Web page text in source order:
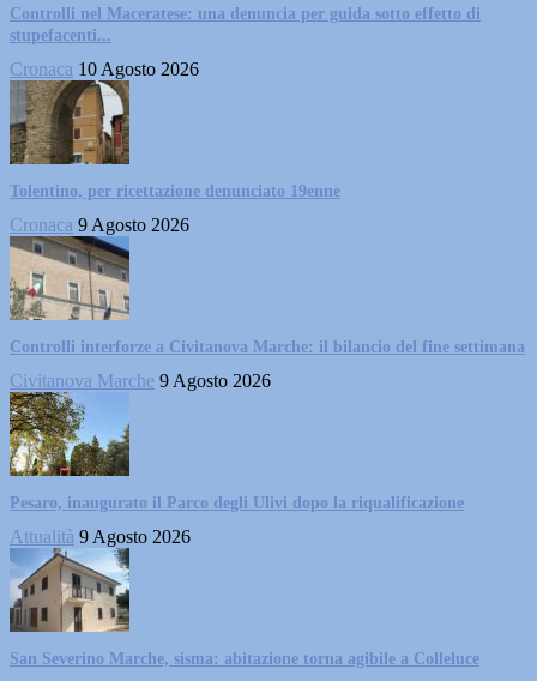
Controlli nel Maceratese: una denuncia per guida sotto effetto di
stupefacenti...
Cronaca 10 Agosto 2026
Tolentino, per ricettazione denunciato 19enne
Cronaca 9 Agosto 2026
Controlli interforze a Civitanova Marche: il bilancio del fine settimana
Civitanova Marche 9 Agosto 2026
Pesaro, inaugurato il Parco degli Ulivi dopo la riqualificazione
Attualità 9 Agosto 2026
San Severino Marche, sisma: abitazione torna agibile a Colleluce